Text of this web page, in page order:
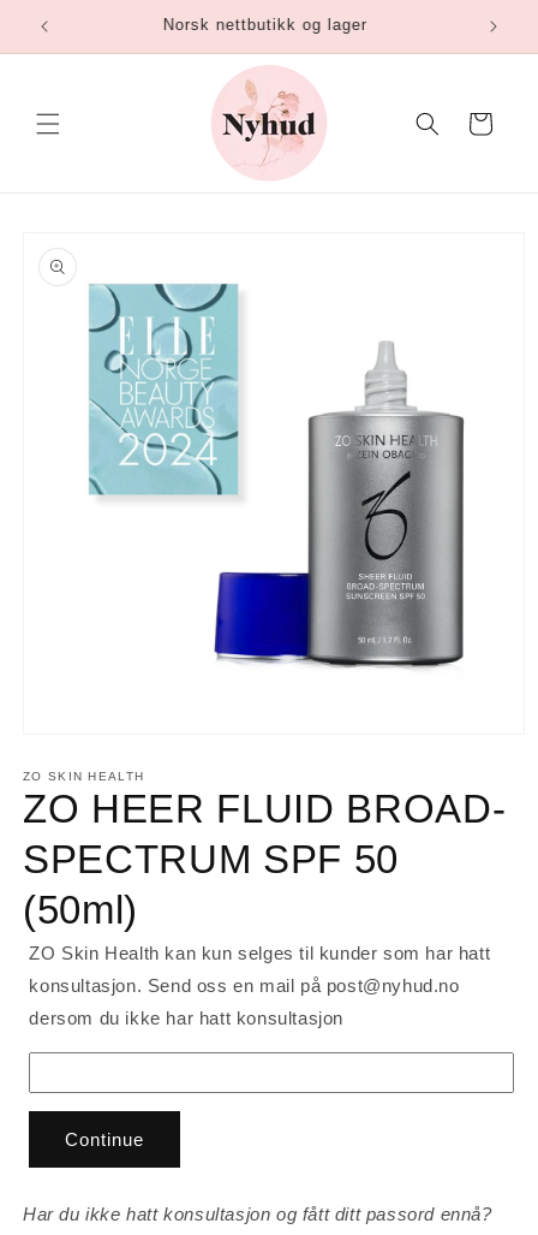
videre til
Norsk nettbutikk og lager
Handlekurv
1
i
modal
ZO SKIN HEALTH
ZO HEER FLUID BROAD-
SPECTRUM SPF 50
(50ml)
ZO Skin Health kan kun selges til kunder som har hatt
konsultasjon. Send oss en mail på post@nyhud.no
dersom du ikke har hatt konsultasjon
Continue
Har du ikke hatt konsultasjon og fått ditt passord ennå?